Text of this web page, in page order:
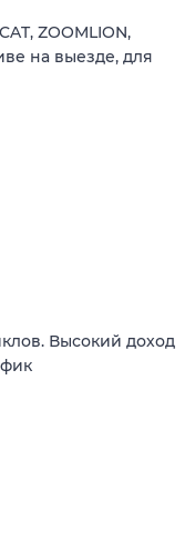
ZOOMLION,
на выезде, для
Высокий доход